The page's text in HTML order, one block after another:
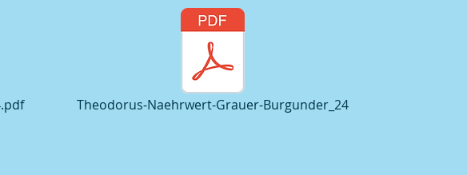
Theodorus-Naehrwert-Grauer-Burgunder_24